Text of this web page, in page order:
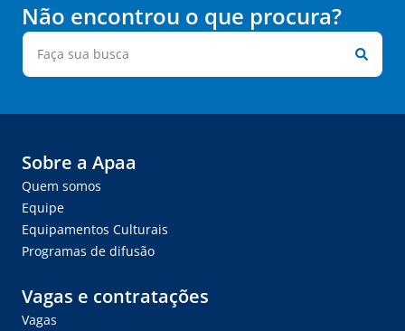
Não encontrou o que procura?
Sobre a Apaa
Quem somos
Equipe
Equipamentos Culturais
Programas de difusão
Vagas e contratações
Vagas